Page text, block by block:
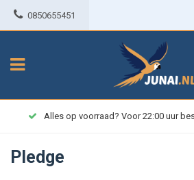
0850655451
Alles op voorraad? Voor 22:00 uur
Pledge